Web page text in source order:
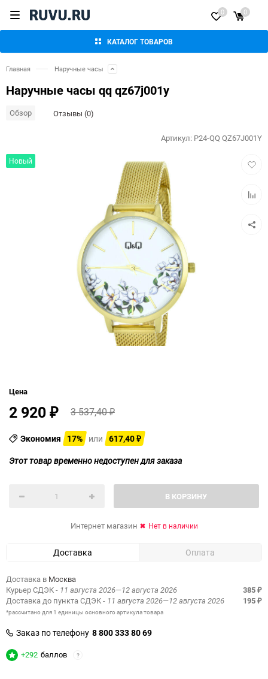
КАТАЛОГ ТОВАРОВ
0 0
Главная Наручные часы
Наручные часы qq qz67j001y
Обзор Отзывы (0)
Новый
Артикул: P24-QQ QZ67J001Y
Цена
2 920 ₽ 3 537,40₽
Экономия 17% или 617,40 ₽
Этот товар временно недоступен для заказа
В КОРЗИНУ
Интернет магазин Нет в наличии
Доставка Оплата
Доставка в Москва
Курьер СДЭК- 11 августа 2026—12 августа 2026 385 ₽
Доставка до пункта СДЭК- 11 августа 2026—12 августа 2026 195 ₽
*рассчитано для 1 единицы основного артикула товара
Заказ по телефону 8 800 333 80 69
+292 баллов ?